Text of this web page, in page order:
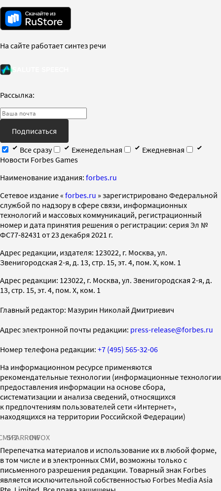
На сайте работает синтез речи
Рассылка:
Подписаться
Все сразу
Еженедельная
Ежедневная
Новости Forbes Games
Наименование издания: forbes.ru
Cетевое издание « forbes.ru » зарегистрировано Федеральной
службой по надзору в сфере связи, информационных
технологий и массовых коммуникаций, регистрационный
номер и дата принятия решения о регистрации: серия Эл №
ФС77-82431 от 23 декабря 2021 г.
Адрес редакции, издателя: 123022, г. Москва, ул.
Звенигородская 2-я, д. 13, стр. 15, эт. 4, пом. X, ком. 1
Адрес редакции: 123022, г. Москва, ул. Звенигородская 2-я, д.
13, стр. 15, эт. 4, пом. X, ком. 1
Главный редактор: Мазурин Николай Дмитриевич
Адрес электронной почты редакции: press-release@forbes.ru
Номер телефона редакции: +7 (495) 565-32-06
На информационном ресурсе применяются
рекомендательные технологии (информационные технологии
предоставления информации на основе сбора,
систематизации и анализа сведений, относящихся
к предпочтениям пользователей сети «Интернет»,
находящихся на территории Российской Федерации)
SPARROWINFOX
Перепечатка материалов и использование их в любой форме,
в том числе и в электронных СМИ, возможны только с
письменного разрешения редакции. Товарный знак Forbes
является исключительной собственностью Forbes Media Asia